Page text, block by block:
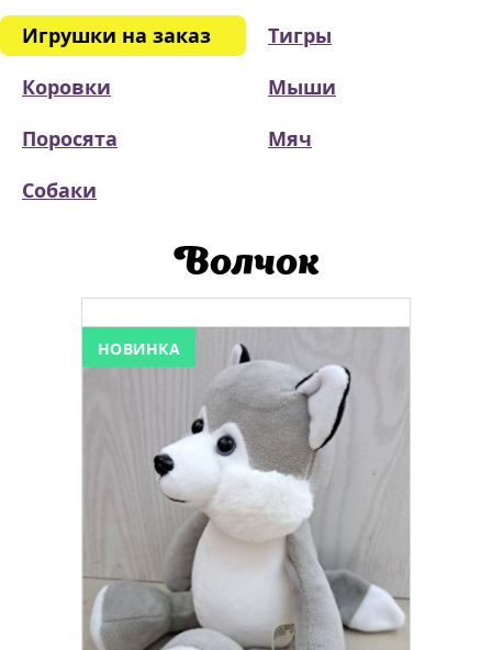
Игрушки на заказ
Тигры
Коровки
Мыши
Поросята
Мяч
Собаки
Волчок
НОВИНКА